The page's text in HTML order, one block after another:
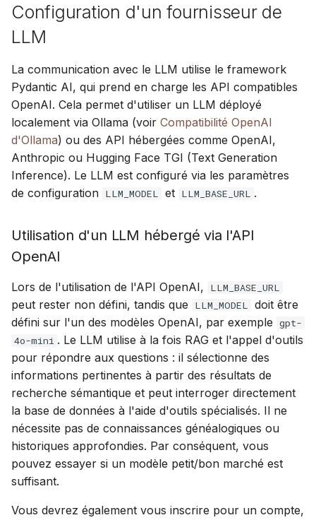
Configuration d'un fournisseur de
LLM
La communication avec le LLM utilise le framework
Pydantic AI, qui prend en charge les API compatibles
OpenAI. Cela permet d'utiliser un LLM déployé
localement via Ollama (voir Compatibilité OpenAI
d'Ollama) ou des API hébergées comme OpenAI,
Anthropic ou Hugging Face TGI (Text Generation
Inference). Le LLM est configuré via les paramètres
de configuration LLM_MODEL et LLM_BASE_URL .
Utilisation d'un LLM hébergé via l'API
OpenAI
Lors de l'utilisation de l'API OpenAI, LLM_BASE_URL
peut rester non défini, tandis que LLM_MODEL doit être
défini sur l'un des modèles OpenAI, par exemple gpt-
4o-mini . Le LLM utilise à la fois RAG et l'appel d'outils
pour répondre aux questions : il sélectionne des
informations pertinentes à partir des résultats de
recherche sémantique et peut interroger directement
la base de données à l'aide d'outils spécialisés. Il ne
nécessite pas de connaissances généalogiques ou
historiques approfondies. Par conséquent, vous
pouvez essayer si un modèle petit/bon marché est
suffisant.
Vous devrez également vous inscrire pour un compte,